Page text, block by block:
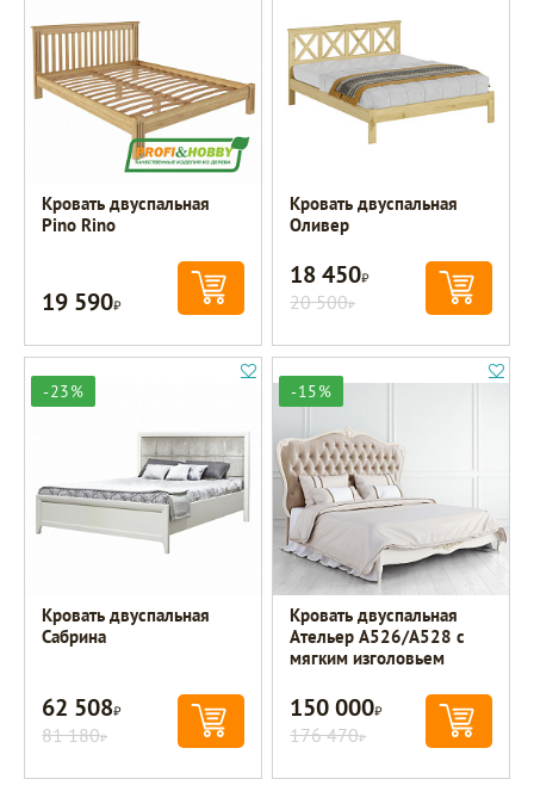
Кровать двуспальная
Pino Rino
19 590Р
Кровать двуспальная
Оливер
18 450Р
20 500Р
-23%
Кровать двуспальная
Сабрина
62 508Р
81 180Р
-15%
Кровать двуспальная
Ательер A526/A528 с
мягким изголовьем
150 000Р
176 470Р